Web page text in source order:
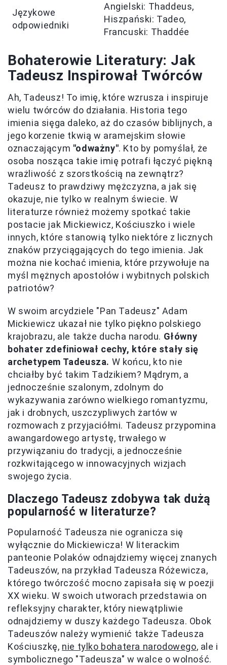
Językowe
odpowiedniki
Angielski: Thaddeus,
Hiszpański: Tadeo,
Francuski: Thaddée
Bohaterowie Literatury: Jak
Tadeusz Inspirował Twórców
Ah, Tadeusz! To imię, które wzrusza i inspiruje
wielu twórców do działania. Historia tego
imienia sięga daleko, aż do czasów biblijnych, a
jego korzenie tkwią w aramejskim słowie
oznaczającym "odważny". Kto by pomyślał, że
osoba nosząca takie imię potrafi łączyć piękną
wrażliwość z szorstkością na zewnątrz?
Tadeusz to prawdziwy mężczyzna, a jak się
okazuje, nie tylko w realnym świecie. W
literaturze również możemy spotkać takie
postacie jak Mickiewicz, Kościuszko i wiele
innych, które stanowią tylko niektóre z licznych
znaków przyciągających do tego imienia. Jak
można nie kochać imienia, które przywołuje na
myśl mężnych apostołów i wybitnych polskich
patriotów?
W swoim arcydziele "Pan Tadeusz" Adam
Mickiewicz ukazał nie tylko piękno polskiego
krajobrazu, ale także ducha narodu. Główny
bohater zdefiniował cechy, które stały się
archetypem Tadeusza. W końcu, kto nie
chciałby być takim Tadzikiem? Mądrym, a
jednocześnie szalonym, zdolnym do
wykazywania zarówno wielkiego romantyzmu,
jak i drobnych, uszczypliwych żartów w
rozmowach z przyjaciółmi. Tadeusz przypomina
awangardowego artystę, trwałego w
przywiązaniu do tradycji, a jednocześnie
rozkwitającego w innowacyjnych wizjach
swojego życia.
Dlaczego Tadeusz zdobywa tak dużą
popularność w literaturze?
Popularność Tadeusza nie ogranicza się
wyłącznie do Mickiewicza! W literackim
panteonie Polaków odnajdziemy więcej znanych
Tadeuszów, na przykład Tadeusza Różewicza,
którego twórczość mocno zapisała się w poezji
XX wieku. W swoich utworach przedstawia on
refleksyjny charakter, który niewątpliwie
odnajdziemy w duszy każdego Tadeusza. Obok
Tadeuszów należy wymienić także Tadeusza
Kościuszkę, nie tylko bohatera narodowego, ale i
symbolicznego "Tadeusza" w walce o wolność.